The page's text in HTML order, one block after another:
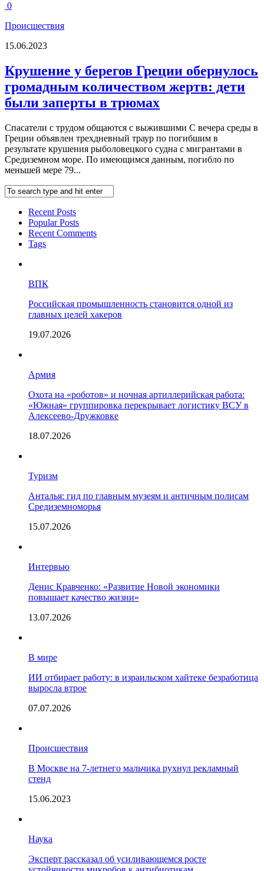
0
Происшествия
15.06.2023
Крушение у берегов Греции обернулось
громадным количеством жертв: дети
были заперты в трюмах
Спасатели с трудом общаются с выжившими С вечера среды в
Греции объявлен трехдневный траур по погибшим в
результате крушения рыболовецкого судна с мигрантами в
Средиземном море. По имеющимся данным, погибло по
меньшей мере 79...
Recent Posts
Popular Posts
Recent Comments
Tags
ВПК
Российская промышленность становится одной из
главных целей хакеров
19.07.2026
Армия
Охота на «роботов» и ночная артиллерийская работа:
«Южная» группировка перекрывает логистику ВСУ в
Алексеево-Дружковке
18.07.2026
Туризм
Анталья: гид по главным музеям и античным полисам
Средиземноморья
15.07.2026
Интервью
Денис Кравченко: «Развитие Новой экономики
повышает качество жизни»
13.07.2026
В мире
ИИ отбирает работу: в израильском хайтеке безработица
выросла втрое
07.07.2026
Происшествия
В Москве на 7-летнего мальчика рухнул рекламный
стенд
15.06.2023
Наука
Эксперт рассказал об усиливающемся росте